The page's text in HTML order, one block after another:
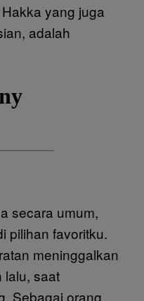
yang juga
adalah
secara umum,
pilihan favoritku.
meninggalkan
lalu, saat
Sebagai orang